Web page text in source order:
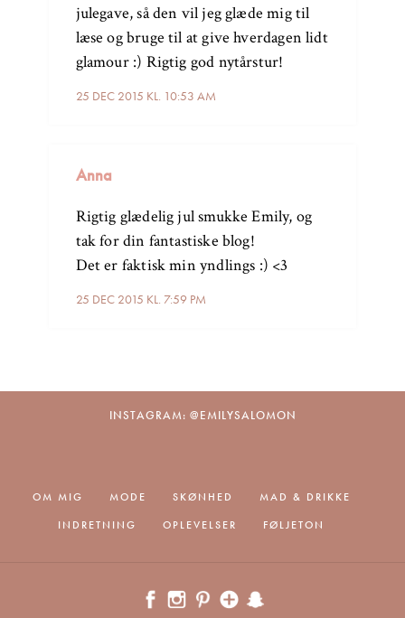
25 DEC 2015 KL. 10:53 AM
julegave, så den vil jeg glæde mig til
læse og bruge til at give hverdagen lidt
glamour :) Rigtig god nytårstur!
Anna
25 DEC 2015 KL. 7:59 PM
Rigtig glædelig jul smukke Emily, og
tak for din fantastiske blog!
Det er faktisk min yndlings :) <3
INSTAGRAM: @EMILYSALOMON
OM MIG MODE SKØNHED
MAD & DRIKKE
INDRETNING
OPLEVELSER FØLJETON